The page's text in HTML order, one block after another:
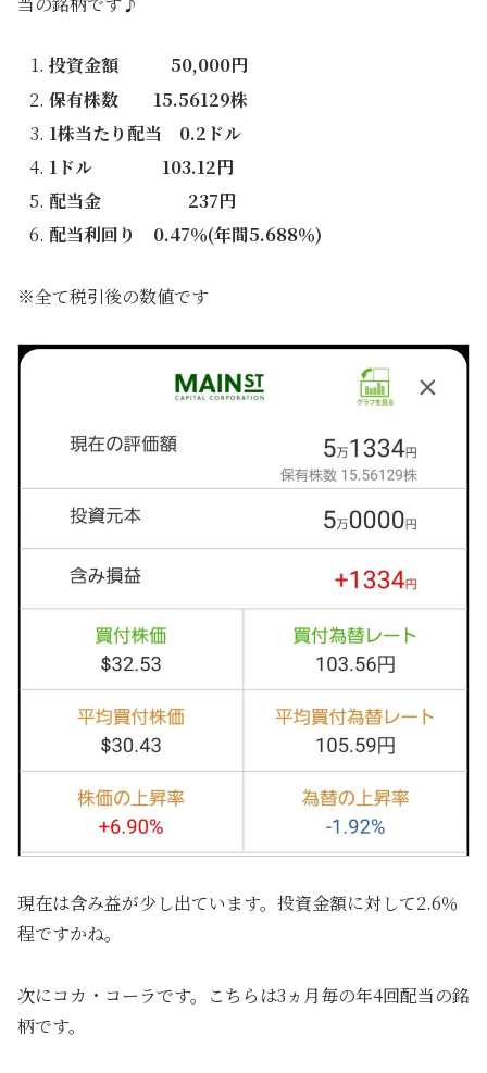
投資金額 50,000円
保有株数 15.56129株
1株当たり配当 0.2ドル
1ドル 103.12円
配当金 237円
配当利回り 0.47％(年間5.688％)
※全て税引後の数値です
現在は含み益が少し出ています。投資金額に対して2.6％
程ですかね。
次にコカ・コーラです。こちらは3ヵ月毎の年4回配当の銘
柄です。